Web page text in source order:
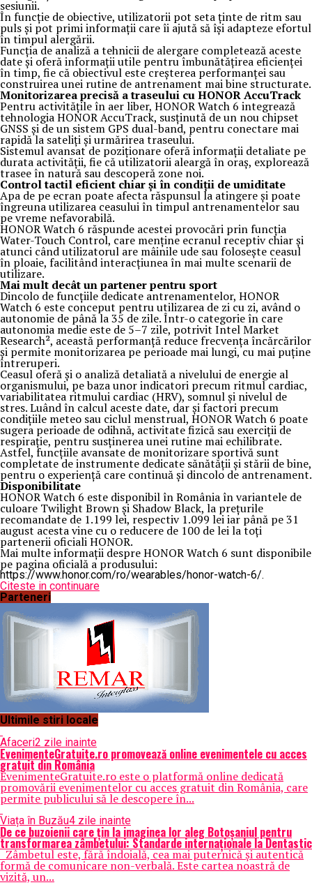
sesiunii.
În funcție de obiective, utilizatorii pot seta ținte de ritm sau
puls și pot primi informații care îi ajută să își adapteze efortul
în timpul alergării.
Funcția de analiză a tehnicii de alergare completează aceste
date și oferă informații utile pentru îmbunătățirea eficienței
în timp, fie că obiectivul este creșterea performanței sau
construirea unei rutine de antrenament mai bine structurate.
Monitorizarea precisă a traseului cu HONOR AccuTrack
Pentru activitățile în aer liber, HONOR Watch 6 integrează
tehnologia HONOR AccuTrack, susținută de un nou chipset
GNSS și de un sistem GPS dual-band, pentru conectare mai
rapidă la sateliți și urmărirea traseului.
Sistemul avansat de poziționare oferă informații detaliate pe
durata activității, fie că utilizatorii aleargă în oraș, explorează
trasee în natură sau descoperă zone noi.
Control tactil eficient chiar și în condiții de umiditate
Apa de pe ecran poate afecta răspunsul la atingere și poate
îngreuna utilizarea ceasului în timpul antrenamentelor sau
pe vreme nefavorabilă.
HONOR Watch 6 răspunde acestei provocări prin funcția
Water-Touch Control, care menține ecranul receptiv chiar și
atunci când utilizatorul are mâinile ude sau folosește ceasul
în ploaie, facilitând interacțiunea în mai multe scenarii de
utilizare.
Mai mult decât un partener pentru sport
Dincolo de funcțiile dedicate antrenamentelor, HONOR
Watch 6 este conceput pentru utilizarea de zi cu zi, având o
autonomie de până la 35 de zile. Într-o categorie în care
autonomia medie este de 5–7 zile, potrivit Intel Market
Research², această performanță reduce frecvența încărcărilor
și permite monitorizarea pe perioade mai lungi, cu mai puține
întreruperi.
Ceasul oferă și o analiză detaliată a nivelului de energie al
organismului, pe baza unor indicatori precum ritmul cardiac,
variabilitatea ritmului cardiac (HRV), somnul și nivelul de
stres. Luând în calcul aceste date, dar și factori precum
condițiile meteo sau ciclul menstrual, HONOR Watch 6 poate
sugera perioade de odihnă, activitate fizică sau exerciții de
respirație, pentru susținerea unei rutine mai echilibrate.
Astfel, funcțiile avansate de monitorizare sportivă sunt
completate de instrumente dedicate sănătății și stării de bine,
pentru o experiență care continuă și dincolo de antrenament.
Disponibilitate
HONOR Watch 6 este disponibil în România în variantele de
culoare Twilight Brown și Shadow Black, la prețurile
recomandate de 1.199 lei, respectiv 1.099 lei iar până pe 31
august acesta vine cu o reducere de 100 de lei la toți
partenerii oficiali HONOR.
Mai multe informații despre HONOR Watch 6 sunt disponibile
pe pagina oficială a produsului:
https://www.honor.com/ro/wearables/honor-watch-6/.
Citeste in continuare
Parteneri
Ultimile stiri locale
Afaceri2 zile inainte
EvenimenteGratuite.ro promovează online evenimentele cu acces
gratuit din România
EvenimenteGratuite.ro este o platformă online dedicată
promovării evenimentelor cu acces gratuit din România, care
permite publicului să le descopere în...
Viața în Buzău4 zile inainte
De ce buzoienii care țin la imaginea lor aleg Botoșaniul pentru
transformarea zâmbetului: Standarde internaționale la Dentastic
Zâmbetul este, fără îndoială, cea mai puternică și autentică
formă de comunicare non-verbală. Este cartea noastră de
vizită, un...